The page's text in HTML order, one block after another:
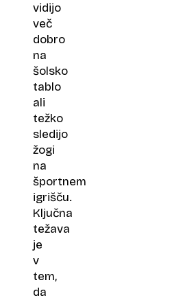
vidijo
več
dobro
na
šolsko
tablo
ali
težko
sledijo
žogi
na
športnem
igrišču.
Ključna
težava
je
v
tem,
da